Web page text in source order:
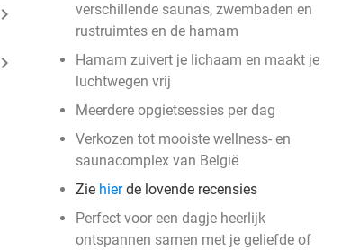
keyboard_arrow_right
keyboard_arrow_right
verschillende sauna's, zwembaden en
rustruimtes en de hamam
Hamam zuivert je lichaam en maakt je
luchtwegen vrij
Meerdere opgietsessies per dag
Verkozen tot mooiste wellness- en
saunacomplex van België
Zie hierde lovende recensies
Perfect voor een dagje heerlijk
ontspannen samen met je geliefde of